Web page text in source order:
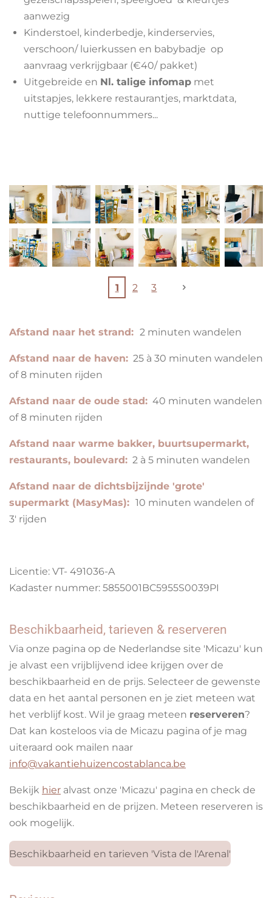
aanwezig
Kinderstoel, kinderbedje, kinderservies,
verschoon/ luierkussen en babybadje op
aanvraag verkrijgbaar (€40/ pakket)
Uitgebreide en Nl. talige infomap met
uitstapjes, lekkere restaurantjes, marktdata,
nuttige telefoonnummers...
1 2 3
Afstand naar het strand: 2 minuten wandelen
Afstand naar de haven: 25 à 30 minuten wandelen
of 8 minuten rijden
Afstand naar de oude stad: 40 minuten wandelen
of 8 minuten rijden
Afstand naar warme bakker, buurtsupermarkt,
restaurants, boulevard: 2 à 5 minuten wandelen
Afstand naar de dichtsbijzijnde 'grote'
supermarkt (MasyMas): 10 minuten wandelen of
3' rijden
Licentie: VT- 491036-A
Kadaster nummer: 5855001BC5955S0039PI
Beschikbaarheid, tarieven & reserveren
Via onze pagina op de Nederlandse site 'Micazu' kun
je alvast een vrijblijvend idee krijgen over de
beschikbaarheid en de prijs. Selecteer de gewenste
data en het aantal personen en je ziet meteen wat
het verblijf kost. Wil je graag meteen reserveren?
Dat kan kosteloos via de Micazu pagina of je mag
uiteraard ook mailen naar
info@vakantiehuizencostablanca.be
Bekijk hier alvast onze 'Micazu' pagina en check de
beschikbaarheid en de prijzen. Meteen reserveren is
ook mogelijk.
Beschikbaarheid en tarieven 'Vista de l'Arenal'